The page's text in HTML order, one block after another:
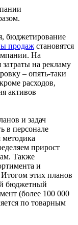
бюджетирование
продаж становятся
На
на рекламу
– опять-таки
расходов,
активов
и задач
в персонале
прирост
Также
и
этих планов
бюджетный
(более 100 000
по товарным